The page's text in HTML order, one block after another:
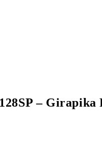
– Girapika